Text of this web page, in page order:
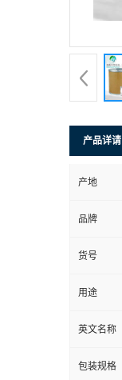
产品详请
产地
品牌
货号
用途
英文名称
包装规格